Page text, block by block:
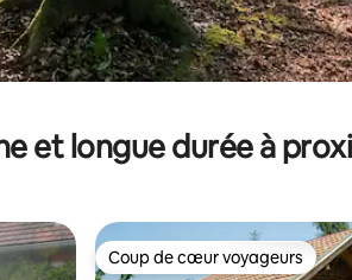
et longue durée à
Coup de cœur voyageurs
Coup de cœur voyageurs